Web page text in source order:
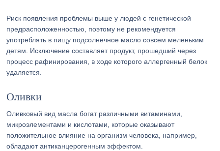
Риск появления проблемы выше у людей с генетической
предрасположенностью, поэтому не рекомендуется
употреблять в пищу подсолнечное масло совсем меленьким
детям. Исключение составляет продукт, прошедший через
процесс рафинирования, в ходе которого аллергенный белок
удаляется.
Оливки
Оливковый вид масла богат различными витаминами,
микроэлементами и кислотами, которые оказывают
положительное влияние на организм человека, например,
обладают антиканцерогенным эффектом.